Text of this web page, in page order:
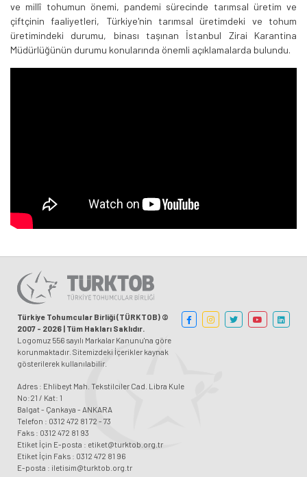
ve millî tohumun önemi, pandemi sürecinde tarımsal üretim ve
çiftçinin faaliyetleri, Türkiye'nin tarımsal üretimdeki ve tohum
üretimindeki durumu, binası taşınan İstanbul Zirai Karantina
Müdürlüğünün durumu konularında önemli açıklamalarda bulundu.
Türkiye Tohumcular Birliği (TÜRKTOB) ©
2007 - 2026 | Tüm Hakları Saklıdır.
Logomuz 556 sayılı Markalar Kanunu'na göre
korunmaktadır. Sitemizdeki İçerikler kaynak
gösterilerek kullanılabilir.
Adres : Ehlibeyt Mah. Tekstilciler Cad. Libra Kule
No:21 / Kat: 1
Balgat - Çankaya - ANKARA
Telefon : 0312 472 81 72 - 73
Faks : 0312 472 81 93
Etiket İçin E-posta : etiket@turktob.org.tr
Etiket İçin Faks : 0312 472 81 96
E-posta : iletisim@turktob.org.tr